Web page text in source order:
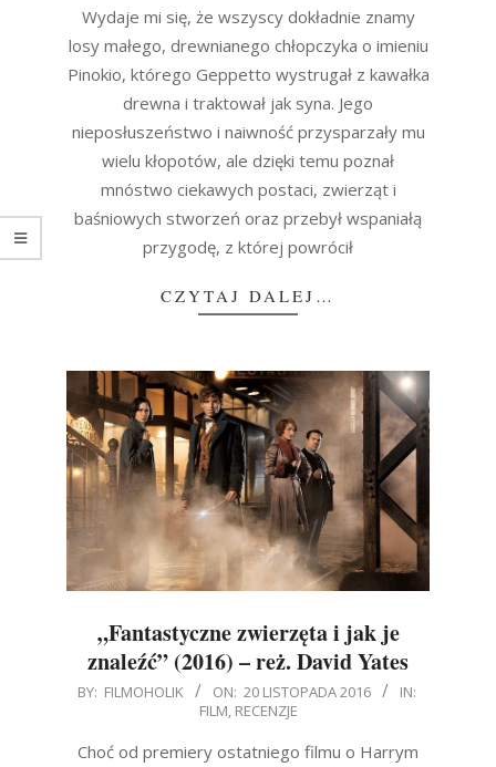
23Wydaje mi się, że wszyscy dokładnie znamy
losy małego, drewnianego chłopczyka o imieniu
Pinokio, którego Geppetto wystrugał z kawałka
drewna i traktował jak syna. Jego
nieposłuszeństwo i naiwność przysparzały mu
wielu kłopotów, ale dzięki temu poznał
mnóstwo ciekawych postaci, zwierząt i
baśniowych stworzeń oraz przebył wspaniałą
przygodę, z której powrócił
CZYTAJ DALEJ…
„Fantastyczne zwierzęta i jak je
znaleźć” (2016) – reż. David Yates
2016-
20
BY: FILMOHOLIK ON: 20 LISTOPADA 2016
IN:
FILM, RECENZJE
Choć od premiery ostatniego filmu o Harrym